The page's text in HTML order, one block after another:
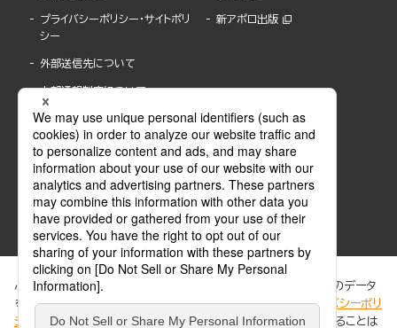
プライバシーポリシー・サイトポリ
シー
外部送信先について
内部通報制度について
新アポロ出版
ぶんか社が運営するサイトでは、利便性向上のためにCookie等のデータ
を使用しています。 当社のCookieについての詳細は、「プライバシーポリ
シー
」をご覧ください。当サイトでは、訪問者の個人情報を追跡することは